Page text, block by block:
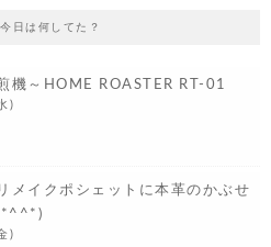
日は何してた？
機～HOME ROASTER RT-01
)
メイクポシェットに本革のかぶせ
)